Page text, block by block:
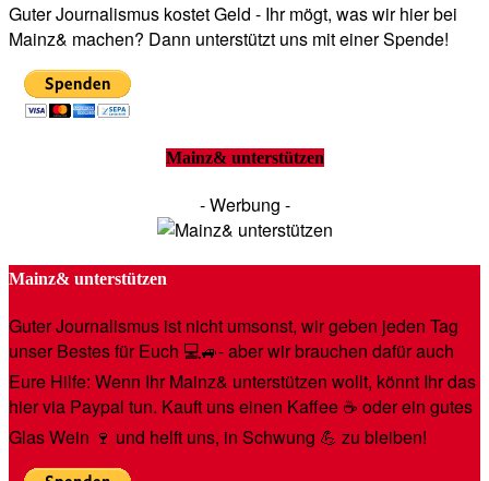
Guter Journalismus kostet Geld - Ihr mögt, was wir hier bei
Mainz& machen? Dann unterstützt uns mit einer Spende!
Mainz& unterstützen
- Werbung -
Mainz& unterstützen
Guter Journalismus ist nicht umsonst, wir geben jeden Tag
unser Bestes für Euch 💻🚙- aber wir brauchen dafür auch
Eure Hilfe: Wenn Ihr Mainz& unterstützen wollt, könnt Ihr das
hier via Paypal tun. Kauft uns einen Kaffee ☕️ oder ein gutes
Glas Wein 🍷 und helft uns, in Schwung 💪 zu bleiben!